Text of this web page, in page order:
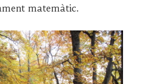
matemàtic.